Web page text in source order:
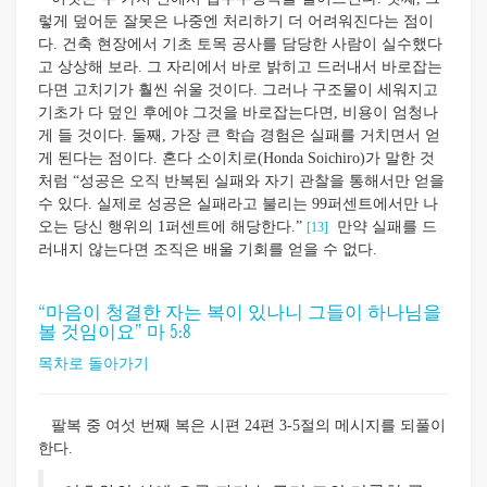
렇게 덮어둔 잘못은 나중엔 처리하기 더 어려워진다는 점이
다. 건축 현장에서 기초 토목 공사를 담당한 사람이 실수했다
고 상상해 보라. 그 자리에서 바로 밝히고 드러내서 바로잡는
다면 고치기가 훨씬 쉬울 것이다. 그러나 구조물이 세워지고
기초가 다 덮인 후에야 그것을 바로잡는다면, 비용이 엄청나
게 들 것이다. 둘째, 가장 큰 학습 경험은 실패를 거치면서 얻
게 된다는 점이다. 혼다 소이치로(Honda Soichiro)가 말한 것
처럼 “성공은 오직 반복된 실패와 자기 관찰을 통해서만 얻을
수 있다. 실제로 성공은 실패라고 불리는 99퍼센트에서만 나
오는 당신 행위의 1퍼센트에 해당한다.” [13]
만약 실패를 드
러내지 않는다면 조직은 배울 기회를 얻을 수 없다.
“마음이 청결한 자는 복이 있나니 그들이 하나님을
볼 것임이요” 마 5:8
목차로 돌아가기
팔복 중 여섯 번째 복은 시편 24편 3-5절의 메시지를 되풀이
한다.